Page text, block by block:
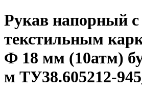
Рукав напорный с
текстильным
Ф 18 мм (10атм)
м ТУ38.605212-945_